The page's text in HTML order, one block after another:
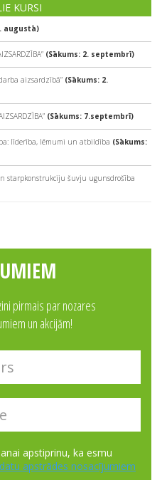
KURSI
augustā)
(Sākums: 2. septembrī)
aizsardzībā” (Sākums: 2.
(Sākums: 7.septembrī)
līderība, lēmumi un atbildība (Sākums:
starpkonstrukciju šuvju ugunsdrošība
pirmais par nozares
un akcijām!
apstiprinu, ka esmu
apstrādes nosacījumiem